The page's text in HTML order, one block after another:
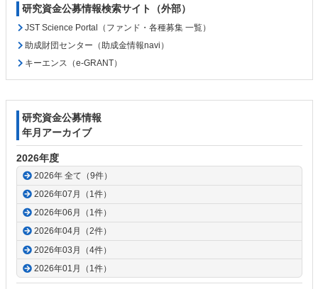
研究資金公募情報検索サイト（外部）
JST Science Portal（ファンド・各種募集 一覧）
助成財団センター（助成金情報navi）
キーエンス（e-GRANT）
研究資金公募情報
年月アーカイブ
2026年度
2026年 全て（9件）
2026年07月（1件）
2026年06月（1件）
2026年04月（2件）
2026年03月（4件）
2026年01月（1件）